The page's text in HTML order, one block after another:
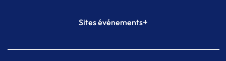
Plateforme Formation
Sites événements+
Meeting de Paris indoor